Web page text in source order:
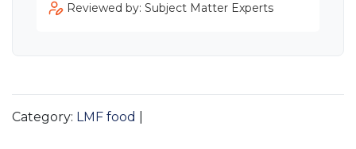
Reviewed by: Subject Matter Experts
Category: LMF food